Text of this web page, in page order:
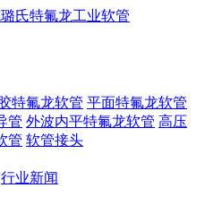
特氟龙软管 平面特氟龙软管
管 外波内平特氟龙软管 高压
管 软管接头
行业新闻